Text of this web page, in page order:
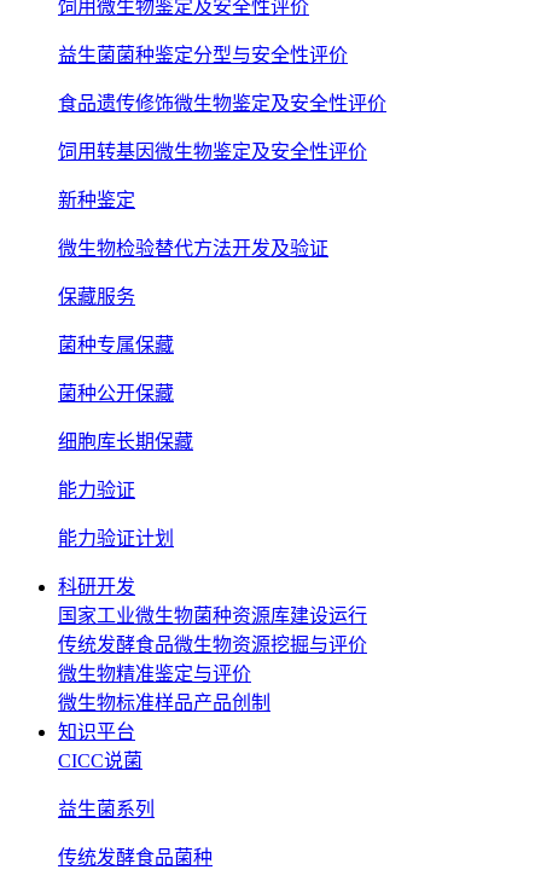
饲用微生物鉴定及安全性评价
益生菌菌种鉴定分型与安全性评价
食品遗传修饰微生物鉴定及安全性评价
饲用转基因微生物鉴定及安全性评价
新种鉴定
微生物检验替代方法开发及验证
保藏服务
菌种专属保藏
菌种公开保藏
细胞库长期保藏
能力验证
能力验证计划
科研开发
国家工业微生物菌种资源库建设运行
传统发酵食品微生物资源挖掘与评价
微生物精准鉴定与评价
微生物标准样品产品创制
知识平台
CICC说菌
益生菌系列
传统发酵食品菌种